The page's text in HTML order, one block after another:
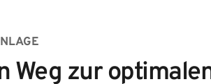
Weg zur